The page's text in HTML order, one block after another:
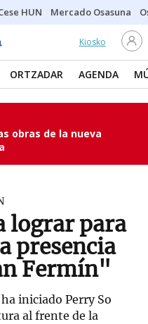
HUN Mercado Osasuna
Kiosko
ORTZADAR AGENDA
obras de la nueva
lograr para
presencia
Fermín"
iniciado Perry So
al frente de la